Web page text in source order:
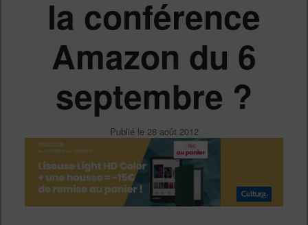
la conférence
Amazon du 6
septembre ?
Publié le 28 août 2012